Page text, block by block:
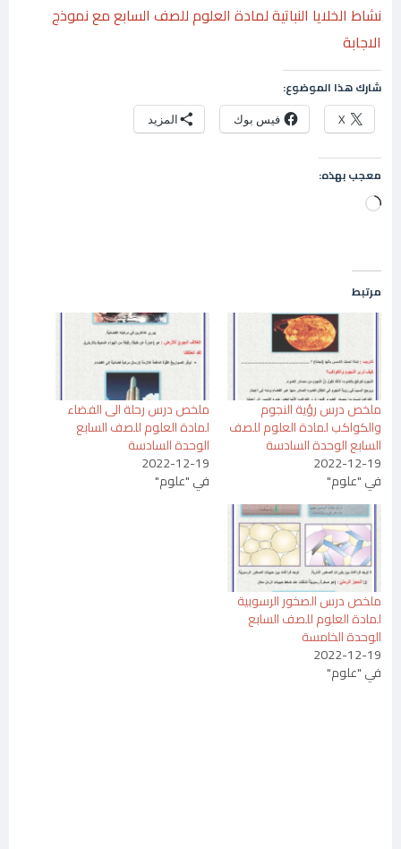
نشاط الخلايا النباتية لمادة العلوم للصف السابع مع نموذج
الاجابة
شارك هذا الموضوع:
X فيس بوك المزيد
معجب بهذه:
جاري
مرتبط
ملخص درس رؤية النجوم
والكواكب لمادة العلوم للصف
السابع الوحدة السادسة
2022-12-19
في "علوم"
ملخص درس رحلة الى الفضاء
لمادة العلوم للصف السابع
الوحدة السادسة
2022-12-19
في "علوم"
ملخص درس الصخور الرسوبية
لمادة العلوم للصف السابع
الوحدة الخامسة
2022-12-19
في "علوم"